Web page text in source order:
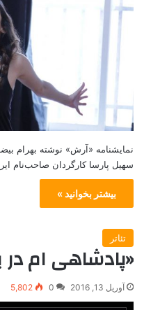
سهیل پارسا کارگردان صاحب‌نام
بیشتر بخوانید »
تئاتر
«پادشاهی ام در
آوریل 13, 2016 0
5,802